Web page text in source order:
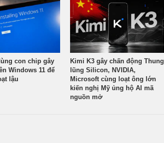
con chip gây
Windows 11 để
lậu
Kimi K3 gây chấn động Thung
lũng Silicon, NVIDIA,
Microsoft cùng loạt ông lớn
kiến nghị Mỹ ủng hộ AI mã
nguồn mở